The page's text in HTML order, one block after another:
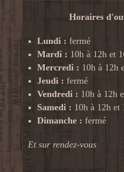
Horaires
Lundi : fermé
Mardi : 10h à 12h et
Mercredi : 10h à 12h
Jeudi : fermé
Vendredi : 10h à 12h
Samedi : 10h à 12h et
Dimanche : fermé
Et sur rendez-vous